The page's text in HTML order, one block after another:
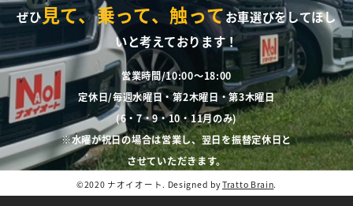
ぜひ見て、乗って、触ってお車選びをしてほし
いと考えております！
営業時間/10:00～18:00
定休日/毎週水曜日・第2木曜日・第3木曜日
(6・7・9・10・11月のみ)
※水曜が祝日の場合は営業し、翌日を振替定休日と
させていただきます。
©2020 ナオイオート. Designed byTratto Brain.